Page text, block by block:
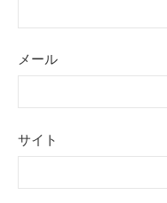
メール
サイト